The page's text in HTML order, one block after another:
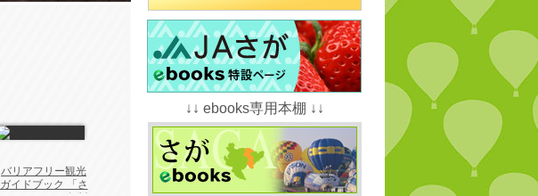
バリアフリー観光
ガイドブック 「さ
↓↓ ebooks専用本棚 ↓↓